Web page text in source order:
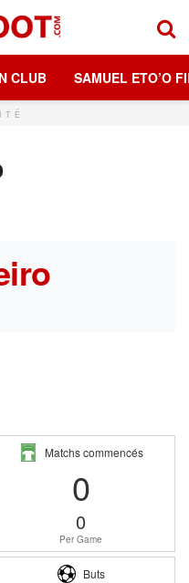
CLUB SAMUEL ETO’O
Matchs commencés
0
0
Per Game
Buts